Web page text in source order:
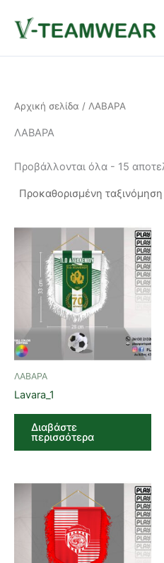
στο
περιεχόμενο
Αρχική σελίδα / ΛΑΒΑΡΑ
ΛΑΒΑΡΑ
Προβάλλονται όλα - 15
ΛΑΒΑΡΑ
Lavara_1
Διαβάστε
περισσότερα